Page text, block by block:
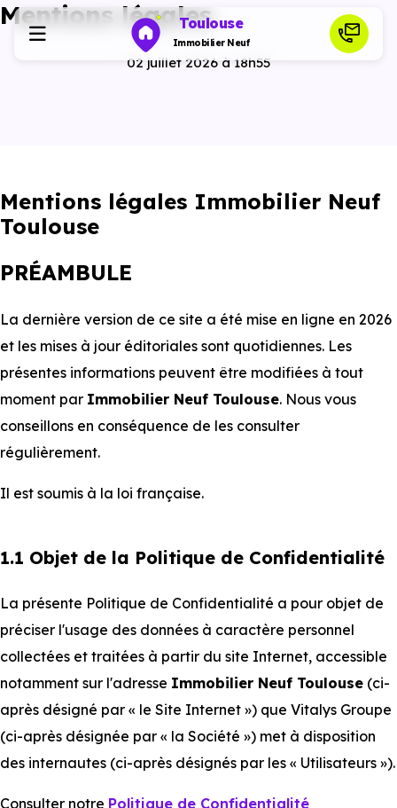
Toulouse
Immobilier Neuf
Investir
Actualités
Ressources
Mentions légales
02 juillet 2026 à 18h55
Mentions légales Immobilier Neuf
Toulouse
PRÉAMBULE
La dernière version de ce site a été mise en ligne en 2026
et les mises à jour éditoriales sont quotidiennes. Les
présentes informations peuvent être modifiées à tout
moment par Immobilier Neuf Toulouse. Nous vous
conseillons en conséquence de les consulter
régulièrement.
Il est soumis à la loi française.
1.1 Objet de la Politique de Confidentialité
La présente Politique de Confidentialité a pour objet de
préciser l'usage des données à caractère personnel
collectées et traitées à partir du site Internet, accessible
notamment sur l'adresse Immobilier Neuf Toulouse (ci-
après désigné par « le Site Internet ») que Vitalys Groupe
(ci-après désignée par « la Société ») met à disposition
des internautes (ci-après désignés par les « Utilisateurs »).
Consulter notre Politique de Confidentialité